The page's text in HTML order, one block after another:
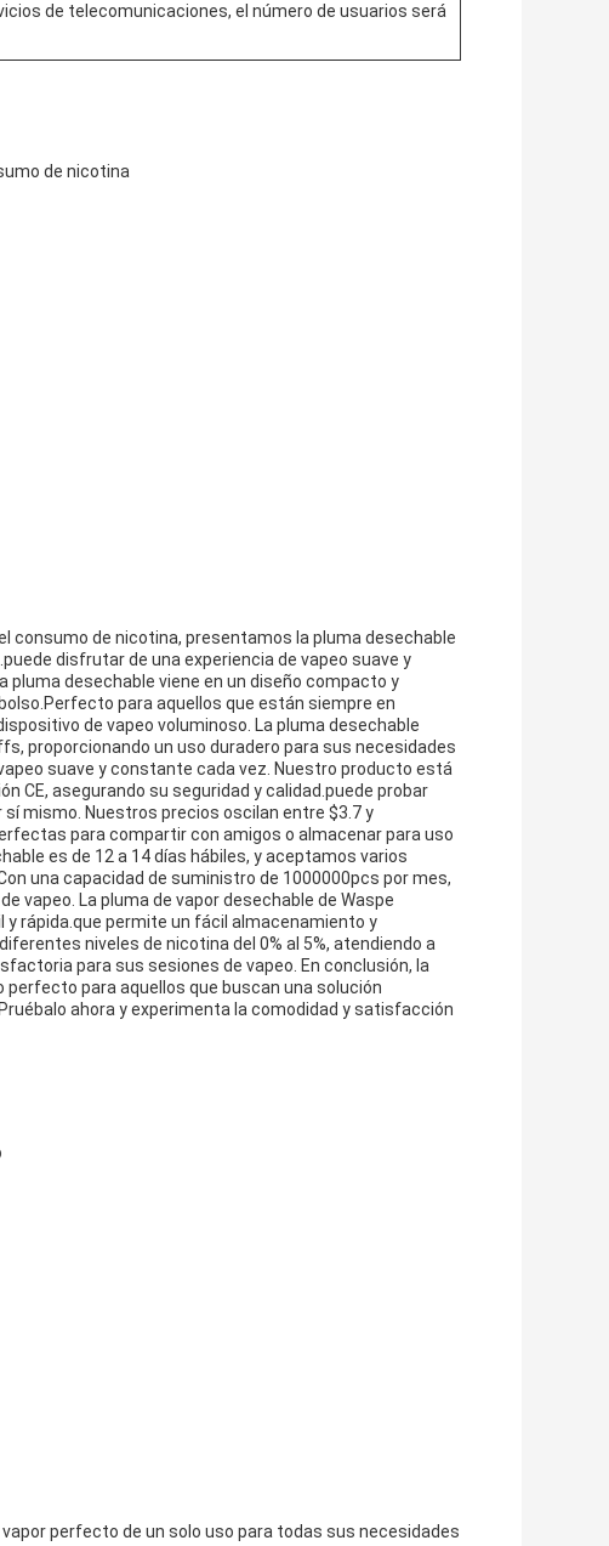
de telecomunicaciones, el número de usuarios será
de nicotina
consumo de nicotina, presentamos la pluma desechable
disfrutar de una experiencia de vapeo suave y
desechable viene en un diseño compacto y
para aquellos que están siempre en
de vapeo voluminoso. La pluma desechable
proporcionando un uso duradero para sus necesidades
suave y constante cada vez. Nuestro producto está
CE, asegurando su seguridad y calidad.puede probar
mismo. Nuestros precios oscilan entre $3.7 y
para compartir con amigos o almacenar para uso
es de 12 a 14 días hábiles, y aceptamos varios
una capacidad de suministro de 1000000pcs por mes,
vapeo. La pluma de vapor desechable de Waspe
y rápida.que permite un fácil almacenamiento y
niveles de nicotina del 0% al 5%, atendiendo a
para sus sesiones de vapeo. En conclusión, la
para aquellos que buscan una solución
ahora y experimenta la comodidad y satisfacción
perfecto de un solo uso para todas sus necesidades